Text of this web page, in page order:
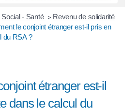
Social - Santé > Revenu de solidarité
le conjoint étranger est-il pris en
du RSA ?
étranger est-il
dans le calcul du